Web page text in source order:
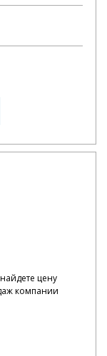
цену
компании